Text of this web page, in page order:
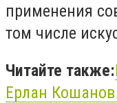
применения
том числе
Читайте также:
Ерлан